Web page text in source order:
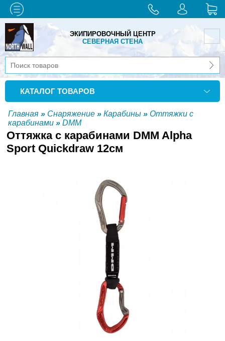
ЭКИПИРОВОЧНЫЙ ЦЕНТР
СЕВЕРНАЯ СТЕНА
КАТАЛОГ ТОВАРОВ
Главная » Снаряжение » Карабины » Оттяжки с
карабинами » DMM
Оттяжка с карабинами DMM Alpha
Sport Quickdraw 12см